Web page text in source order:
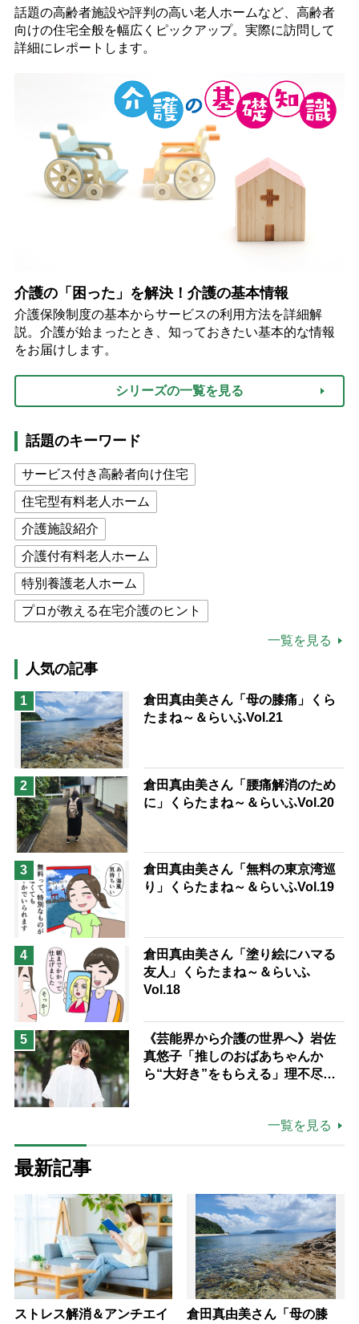
話題の高齢者施設や評判の高い老人ホームなど、高齢者
向けの住宅全般を幅広くピックアップ。実際に訪問して
詳細にレポートします。
介護の「困った」を解決！介護の基本情報
介護保険制度の基本からサービスの利用方法を詳細解
説。介護が始まったとき、知っておきたい基本的な情報
をお届けします。
シリーズの一覧を見る
話題のキーワード
サービス付き高齢者向け住宅
住宅型有料老人ホーム
介護施設紹介
介護付有料老人ホーム
特別養護老人ホーム
プロが教える在宅介護のヒント
高木ブー
ケアマネジャー
猫が母になつきません
息子の遠距離介護サバイバル術
兄がボケました
予防法
一覧を見る
人気の記事
1
倉田真由美さん「母の膝痛」くら
たまね～＆らいふVol.21
2
倉田真由美さん「腰痛解消のため
に」くらたまね～＆らいふVol.20
3
倉田真由美さん「無料の東京湾巡
り」くらたまね～＆らいふVol.19
4
倉田真由美さん「塗り絵にハマる
友人」くらたまね～＆らいふ
Vol.18
5
《芸能界から介護の世界へ》岩佐
真悠子「推しのおばあちゃんか
ら“大好き”をもらえる」理不尽さ
一覧を見る
最新記事
ストレス解消＆アンチエイ
倉田真由美さん「母の膝